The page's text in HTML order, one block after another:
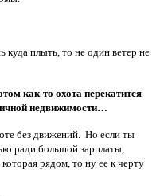
куда плыть, то не один ветер не
как-то охота перекатится
недвижимости…
без движений. Но если ты
ради большой зарплаты,
рядом, то ну ее к черту